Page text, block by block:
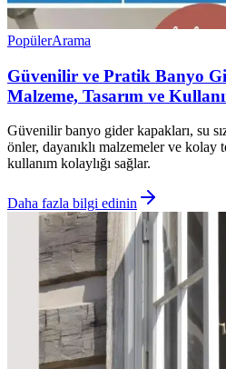
PopülerArama
Güvenilir ve Pratik Banyo
Malzeme, Tasarım ve
Güvenilir banyo gider kapakları, su
önler, dayanıklı malzemeler ve kolay
kullanım kolaylığı sağlar.
Daha fazla bilgi edinin